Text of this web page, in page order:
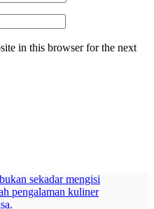
in this browser for the next